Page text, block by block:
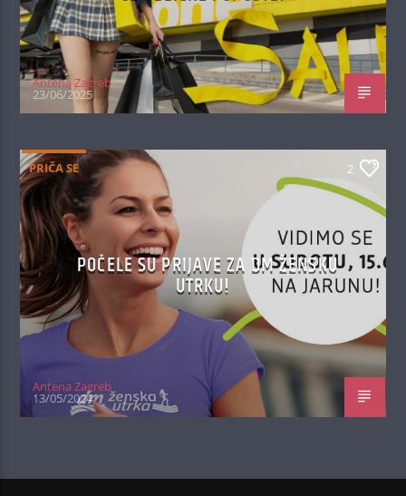
Antena Zagreb
23/06/2025
PRIČA SE 2
POČELE SU PRIJAVE ZA DM ŽENSKU
UTRKU!
Antena Zagreb
13/05/2024